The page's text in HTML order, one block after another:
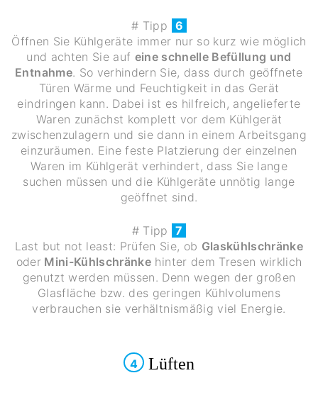
# Tipp 6
Öffnen Sie Kühlgeräte immer nur so kurz wie möglich
und achten Sie auf eine schnelle Befüllung und
Entnahme. So verhindern Sie, dass durch geöffnete
Türen Wärme und Feuchtigkeit in das Gerät
eindringen kann. Dabei ist es hilfreich, angelieferte
Waren zunächst komplett vor dem Kühlgerät
zwischenzulagern und sie dann in einem Arbeitsgang
einzuräumen. Eine feste Platzierung der einzelnen
Waren im Kühlgerät verhindert, dass Sie lange
suchen müssen und die Kühlgeräte unnötig lange
geöffnet sind.
# Tipp
7
Last but not least: Prüfen Sie, ob Glaskühlschränke
oder Mini-Kühlschränke hinter dem Tresen wirklich
genutzt werden müssen. Denn wegen der großen
Glasfläche bzw. des geringen Kühlvolumens
verbrauchen sie verhältnismäßig viel Energie.
4 Lüften